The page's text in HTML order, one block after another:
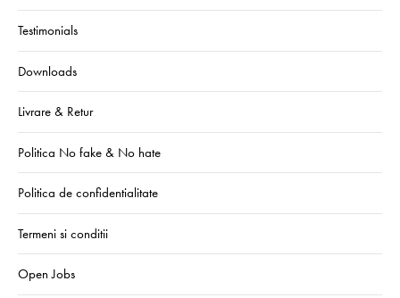
Testimonials
Downloads
Livrare & Retur
Politica No fake & No hate
Politica de confidentialitate
Termeni si conditii
Open Jobs